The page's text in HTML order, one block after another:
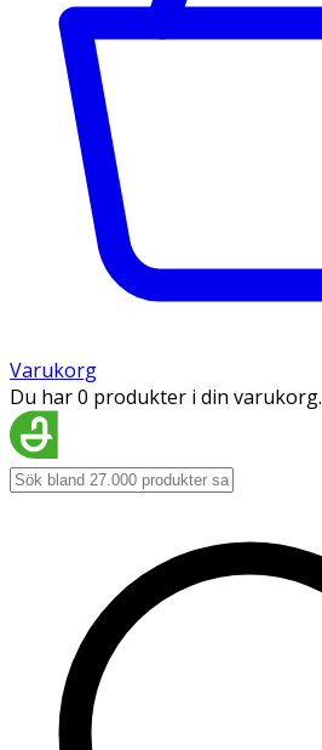
Varukorg
Du har 0 produkter i din varukorg.